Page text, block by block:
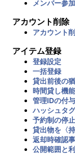
メンバー参
アカウント削除
アカウント
アイテム登録
登録設定
一括登録
貸出前後の
時間貸し機能
管理IDの付与
ハッシュタグ
予約制の停止
貸出物を〈
返却時確認
公開範囲と